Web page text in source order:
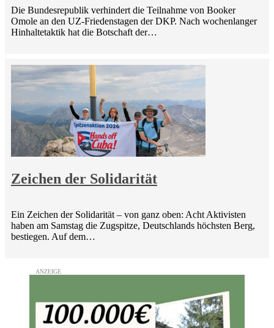
Die Bundesrepublik verhindert die Teilnahme von Booker
Omole an den UZ-Friedenstagen der DKP. Nach wochenlanger
Hinhaltetaktik hat die Botschaft der…
Zeichen der Solidarität
Ein Zeichen der Solidarität – von ganz oben: Acht Aktivisten
haben am Samstag die Zugspitze, Deutschlands höchsten Berg,
bestiegen. Auf dem…